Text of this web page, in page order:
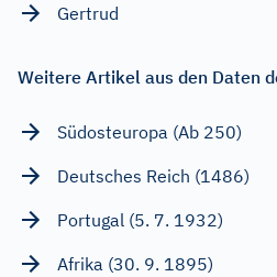
Gertrud
Weitere Artikel aus den Daten
Südosteuropa (Ab 250)
Deutsches Reich (1486)
Portugal (5. 7. 1932)
Afrika (30. 9. 1895)